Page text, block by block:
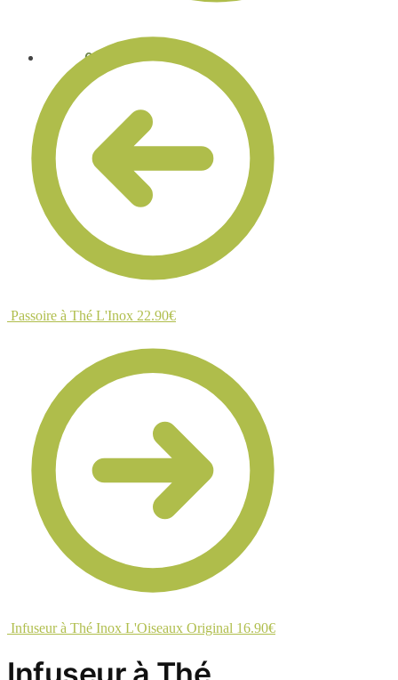
€ 0
Passoire à Thé L'Inox 22.90€
Infuseur à Thé Inox L'Oiseaux Original 16.90€